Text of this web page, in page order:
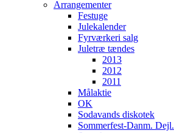
Arrangementer
Festuge
Julekalender
Fyrværkeri salg
Juletræ tændes
2013
2012
2011
Målaktie
OK
Sodavands diskotek
Sommerfest-Danm. Dejl.